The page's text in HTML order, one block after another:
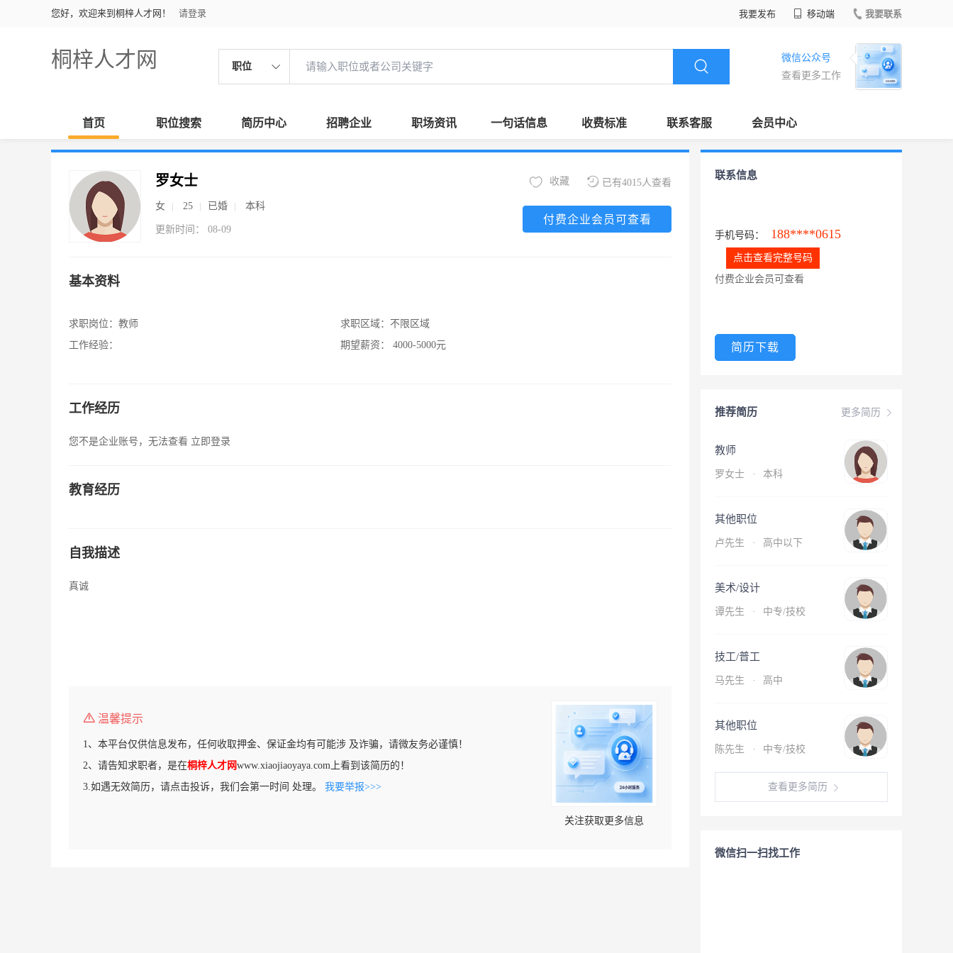
您好，欢迎来到桐梓人才网！ 请登录 我要发布 移动端 我要联系
桐梓人才网 职位
微信公众号
查看更多工作
首页 职位搜索 简历中心 招聘企业 职场资讯 一句话信息 收费标准 联系客服 会员中心
罗女士
女 25 已婚 本科
更新时间： 08-09
已有4015人查看
收藏
付费企业会员可查看
基本资料
求职岗位： 教师
工作经验：
求职区域： 不限区域
期望薪资：
4000-5000元
工作经历
您不是企业账号，无法查看 立即登录
教育经历
自我描述
真诚
温馨提示
1、本平台仅供信息发布，任何收取押金、保证金均有可能涉 及诈骗，请微友务必谨慎！
2、请告知求职者，是在桐梓人才网www.xiaojiaoyaya.com上看到该简历的！
3.如遇无效简历，请点击投诉，我们会第一时间 处理。 我要举报>>>
关注获取更多信息
联系信息
手机号码： 188****0615
点击查看完整号码
付费企业会员可查看
简历下载
更多简历
推荐简历
教师
罗女士 · 本科
其他职位
卢先生 · 高中以下
美术/设计
谭先生 · 中专/技校
技工/普工
马先生 · 高中
其他职位
陈先生 · 中专/技校
查看更多简历
微信扫一扫找工作